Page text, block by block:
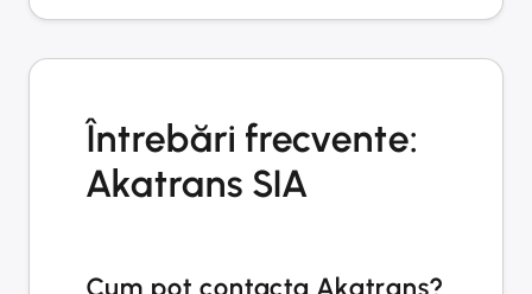
Întrebări frecvente:
Akatrans SIA
Cum pot contacta Akatrans?